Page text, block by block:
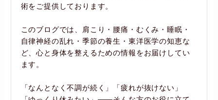
術をご提供しております。
このブログでは、肩こり・腰痛・むくみ・睡眠・
自律神経の乱れ・季節の養生・東洋医学の知恵な
ど、心と身体を整えるための情報をお届けしてい
ます。
「なんとなく不調が続く」「疲れが抜けない」